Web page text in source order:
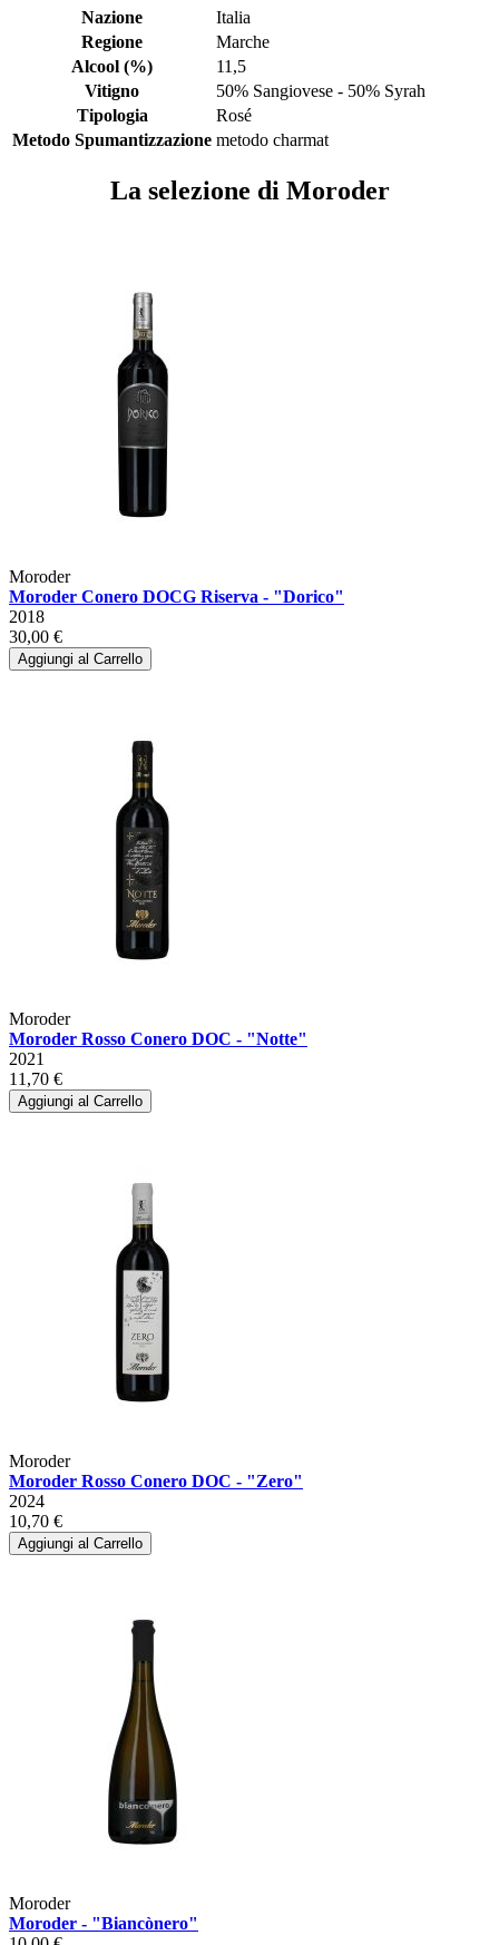
Nazione
Italia
Regione
Marche
Alcool (%)
11,5
Vitigno
50% Sangiovese - 50% Syrah
Tipologia
Rosé
Metodo Spumantizzazione metodo charmat
La selezione di Moroder
Moroder
Moroder Conero DOCG Riserva - "Dorico"
2018
30,00 €
Aggiungi al Carrello
Moroder
Moroder Rosso Conero DOC - "Notte"
2021
11,70 €
Aggiungi al Carrello
Moroder
Moroder Rosso Conero DOC - "Zero"
2024
10,70 €
Aggiungi al Carrello
Moroder
Moroder - "Biancònero"